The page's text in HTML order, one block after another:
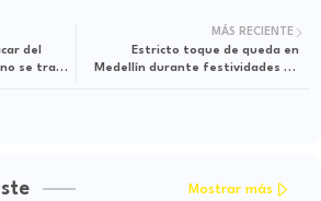
MÁS RECIENTE
Estricto toque de queda en
Medellín durante festividades de
del
se trata
Mostrar más